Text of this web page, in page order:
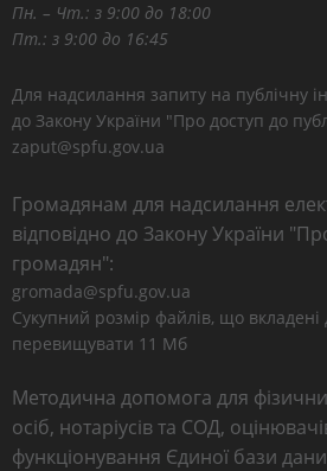
Пн. – Чт.: з 9:00 до 18:00
Пт.: з 9:00 до 16:45
Для надсилання запиту на публічну
до Закону України "Про доступ до
zaput@spfu.gov.ua
Громадянам для надсилання
відповідно до Закону України
громадян":
gromada@spfu.gov.ua
Сукупний розмір файлів, що вкладені
перевищувати 11 Мб
Методична допомога для
осіб, нотаріусів та СОД,
функціонування Єдиної бази